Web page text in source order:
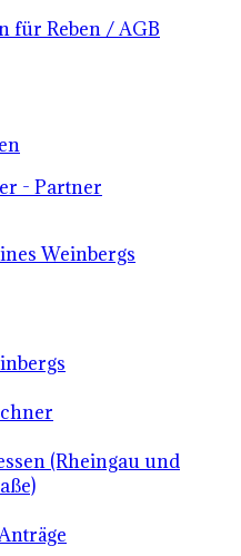
für Reben / AGB
- Partner
Weinbergs
(Rheingau und